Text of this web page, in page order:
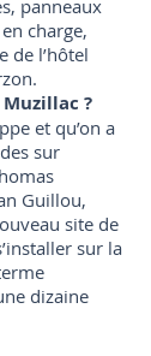
panneaux
charge,
de l’hôtel
?
et qu’on a
sur
Guillou,
site de
sur la
dizaine